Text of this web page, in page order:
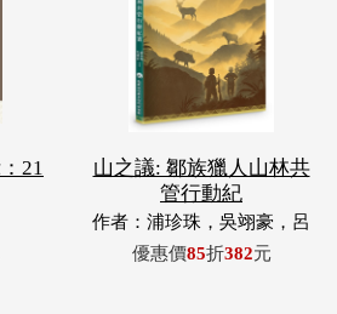
21
山之議: 鄒族獵人山林共
管行動紀
作者：浦珍珠，吳翊豪，呂
翊齊，張惠東，許玉青，王
優惠價85折382元